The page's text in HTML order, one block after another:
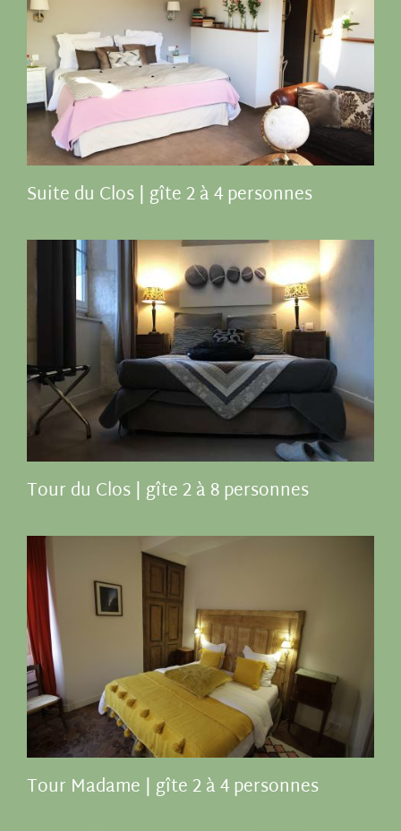
Suite du Clos | gîte 2 à 4 personnes
Tour du Clos | gîte 2 à 8 personnes
Tour Madame | gîte 2 à 4 personnes